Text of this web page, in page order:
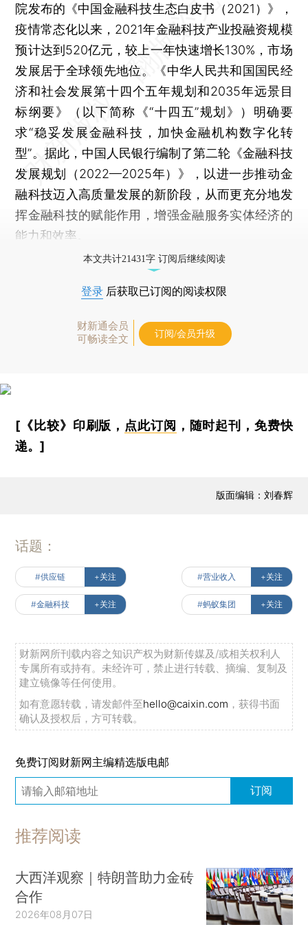
院发布的《中国金融科技生态白皮书（2021）》，
疫情常态化以来，2021年金融科技产业投融资规模
预计达到520亿元，较上一年快速增长130%，市场
发展居于全球领先地位。《中华人民共和国国民经
济和社会发展第十四个五年规划和2035年远景目
标纲要》（以下简称《“十四五”规划》）明确要
求“稳妥发展金融科技，加快金融机构数字化转
型”。据此，中国人民银行编制了第二轮《金融科技
发展规划（2022—2025年）》，以进一步推动金
融科技迈入高质量发展的新阶段，从而更充分地发
挥金融科技的赋能作用，增强金融服务实体经济的
能力和效率。
本文共计21431字 订阅后继续阅读
登录 后获取已订阅的阅读权限
财新通会员
可畅读全文
订阅/会员升级
[《比较》印刷版， 点此订阅 ，随时起刊，免费快
递。]
版面编辑：刘春辉
话题：
#供应链 +关注 #营业收入 +关注
#金融科技 +关注 #蚂蚁集团 +关注
财新网所刊载内容之知识产权为财新传媒及/或相关权利人
专属所有或持有。未经许可，禁止进行转载、摘编、复制及
建立镜像等任何使用。
如有意愿转载，请发邮件至hello@caixin.com ，获得书面
确认及授权后，方可转载。
免费订阅财新网主编精选版电邮
订阅
推荐阅读
大西洋观察｜特朗普助力金砖
合作
2026年08月07日